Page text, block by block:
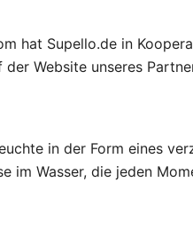
hat Supello.de in
der Website unseres
in der Form eines
im Wasser, die jeden